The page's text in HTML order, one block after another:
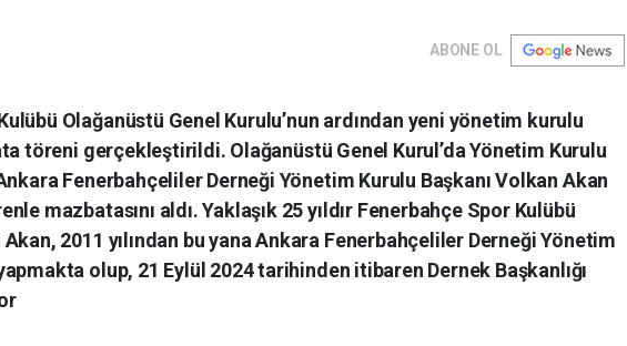
ABONE OL
Olağanüstü Genel Kurulu’nun ardından yeni yönetim kurulu
töreni gerçekleştirildi. Olağanüstü Genel Kurul’da Yönetim Kurulu
Fenerbahçeliler Derneği Yönetim Kurulu Başkanı Volkan Akan
mazbatasını aldı. Yaklaşık 25 yıldır Fenerbahçe Spor Kulübü
2011 yılından bu yana Ankara Fenerbahçeliler Derneği Yönetim
olup, 21 Eylül 2024 tarihinden itibaren Dernek Başkanlığı